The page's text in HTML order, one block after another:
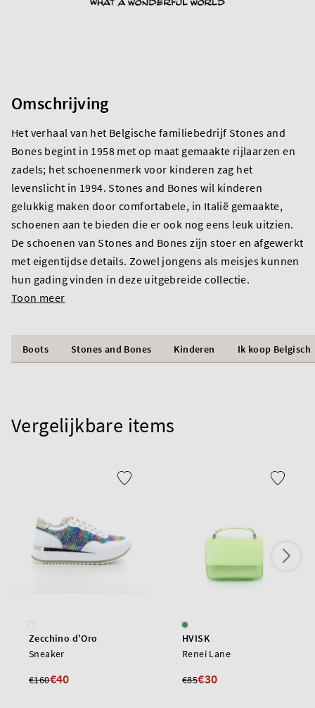
Omschrijving
Het verhaal van het Belgische familiebedrijf Stones and
Bones begint in 1958 met op maat gemaakte rijlaarzen en
zadels; het schoenenmerk voor kinderen zag het
levenslicht in 1994. Stones and Bones wil kinderen
gelukkig maken door comfortabele, in Italië gemaakte,
schoenen aan te bieden die er ook nog eens leuk uitzien.
De schoenen van Stones and Bones zijn stoer en afgewerkt
met eigentijdse details. Zowel jongens als meisjes kunnen
hun gading vinden in deze uitgebreide collectie.
Toon meer
Boots Stones and Bones Kinderen Ik koop Belgisch
Vergelijkbare items
Zecchino d'Oro
Sneaker
€160€40
HVISK
Renei Lane
€85€30